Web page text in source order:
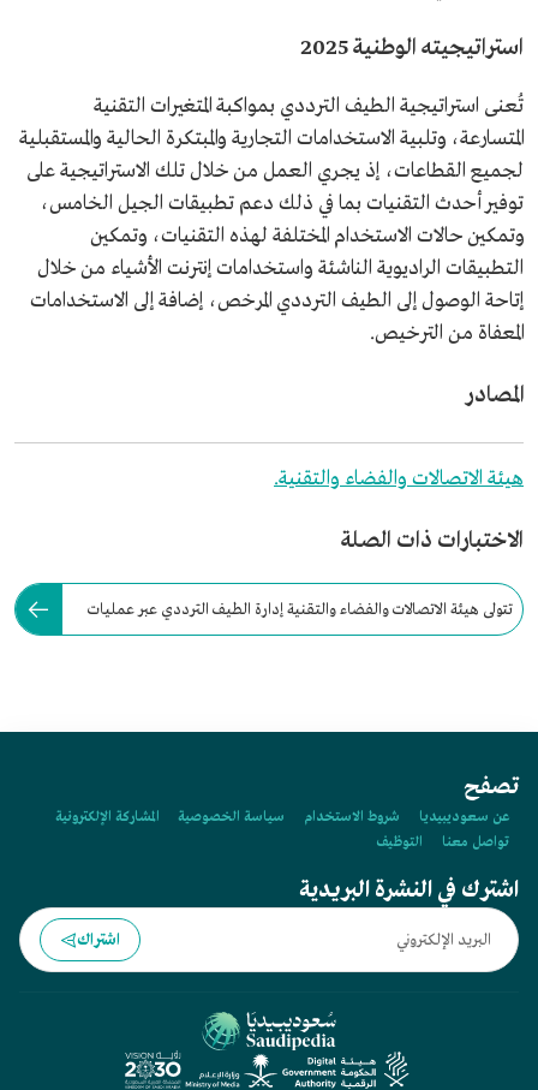
استراتيجيته الوطنية 2025
تُعنى استراتيجية الطيف الترددي بمواكبة المتغيرات التقنية
المتسارعة، وتلبية الاستخدامات التجارية والمبتكرة الحالية والمستقبلية
لجميع القطاعات، إذ يجري العمل من خلال تلك الاستراتيجية على
توفير أحدث التقنيات بما في ذلك دعم تطبيقات الجيل الخامس،
وتمكين حالات الاستخدام المختلفة لهذه التقنيات، وتمكين
التطبيقات الراديوية الناشئة واستخدامات إنترنت الأشياء من خلال
إتاحة الوصول إلى الطيف الترددي المرخص، إضافة إلى الاستخدامات
المعفاة من الترخيص.
المصادر
هيئة الاتصالات والفضاء والتقنية.
الاختبارات ذات الصلة
تتولى هيئة الاتصالات والفضاء والتقنية إدارة الطيف الترددي عبر عمليات
تصفح
عن سعوديبيديا شروط الاستخدام سياسة الخصوصية
المشاركة الإلكترونية
تواصل معنا
التوظيف
اشترك في النشرة البريدية
اشتراك